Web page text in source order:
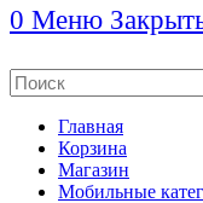
0 Меню
Search
this
websiteГлавная
Корзина
Магазин
Мобильные